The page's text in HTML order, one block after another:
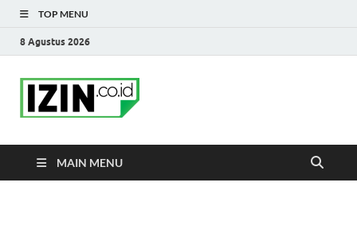
TOP MENU
8 Agustus 2026
MAIN MENU